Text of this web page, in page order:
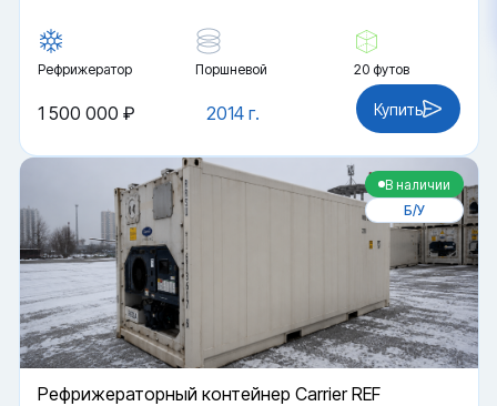
Рефрижератор Поршневой 20 футов
2014 г.
1 500 000 ₽ Купить
В наличии
Б/У
Рефрижераторный контейнер Carrier REF